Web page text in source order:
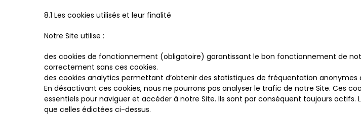
8.1 Les cookies utilisés et leur finalité
Notre Site utilise :
des cookies de fonctionnement (obligatoire) garantissant le bon fonctionnement de
correctement sans ces cookies.
des cookies analytics permettant d’obtenir des statistiques de fréquentation
En désactivant ces cookies, nous ne pourrons pas analyser le trafic de notre Site. Ces
essentiels pour naviguer et accéder à notre Site. Ils sont par conséquent toujours actifs.
que celles édictées ci-dessus.